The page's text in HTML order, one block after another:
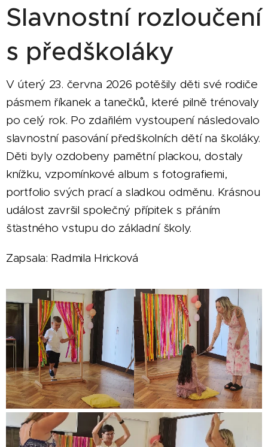
Slavnostní rozloučení
s předškoláky
V úterý 23. června 2026 potěšily děti své rodiče
pásmem říkanek a tanečků, které pilně trénovaly
po celý rok. Po zdařilém vystoupení následovalo
slavnostní pasování předškolních dětí na školáky.
Děti byly ozdobeny pamětní plackou, dostaly
knížku, vzpomínkové album s fotografiemi,
portfolio svých prací a sladkou odměnu. Krásnou
událost završil společný přípitek s přáním
šťastného vstupu do základní školy.
Zapsala: Radmila Hricková